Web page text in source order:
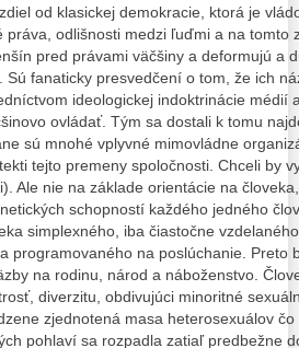
od klasickej demokracie, ktorá je
práva, odlišnosti medzi ľuďmi a na tomto
pred právami väčšiny a deformujú a
Sú fanaticky presvedčení o tom, že ich
ideologickej indoktrinácie médií
ovládať. Tým sa dostali k tomu
sú mnohé vplyvné mimovládne
tejto premeny spoločnosti. Chceli by
Ale nie na základe orientácie na
schopností každého jedného
simplexného, iba čiastočne
programovaného na poslúchanie. Preto
na rodinu, národ a náboženstvo.
diverzitu, obdivujúci minoritné
zjednotená masa heterosexuálov
pohlaví sa rozpadla zatiaľ predbežne